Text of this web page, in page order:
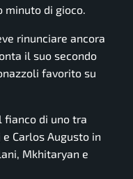
minuto di gioco.
rinunciare ancora
il suo secondo
favorito su
fianco di uno tra
Carlos Augusto in
Mkhitaryan e